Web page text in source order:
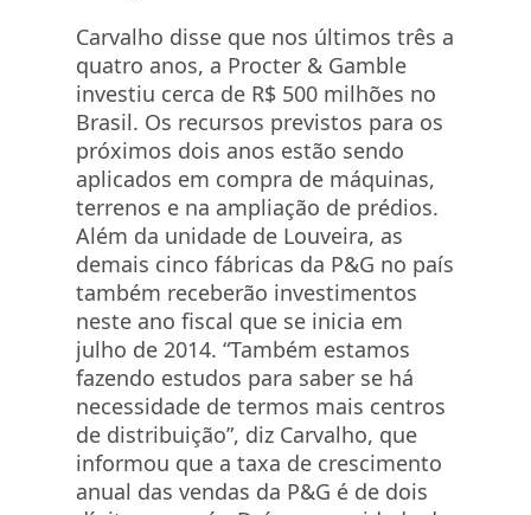
Carvalho disse que nos últimos três a
quatro anos, a Procter & Gamble
investiu cerca de R$ 500 milhões no
Brasil. Os recursos previstos para os
próximos dois anos estão sendo
aplicados em compra de máquinas,
terrenos e na ampliação de prédios.
Além da unidade de Louveira, as
demais cinco fábricas da P&G no país
também receberão investimentos
neste ano fiscal que se inicia em
julho de 2014. “Também estamos
fazendo estudos para saber se há
necessidade de termos mais centros
de distribuição”, diz Carvalho, que
informou que a taxa de crescimento
anual das vendas da P&G é de dois